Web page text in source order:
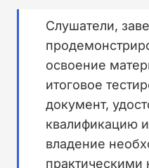
Слушатели,
освоение
итоговое
документ,
квалификацию
владение
практическими